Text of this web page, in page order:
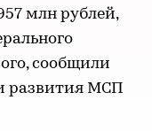
млн рублей,
сообщили
развития МСП